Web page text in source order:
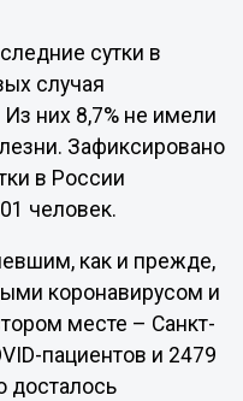
сутки в
случая
них 8,7% не имели
Зафиксировано
в России
человек.
как и прежде,
коронавирусом и
месте – Санкт-
пациентов и 2479
досталось